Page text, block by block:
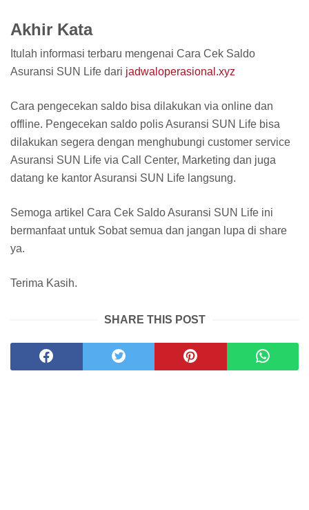
Akhir Kata
Itulah informasi terbaru mengenai Cara Cek Saldo
Asuransi SUN Life dari jadwaloperasional.xyz
Cara pengecekan saldo bisa dilakukan via online dan
offline. Pengecekan saldo polis Asuransi SUN Life bisa
dilakukan segera dengan menghubungi customer service
Asuransi SUN Life via Call Center, Marketing dan juga
datang ke kantor Asuransi SUN Life langsung.
Semoga artikel Cara Cek Saldo Asuransi SUN Life ini
bermanfaat untuk Sobat semua dan jangan lupa di share
ya.
Terima Kasih.
SHARE THIS POST